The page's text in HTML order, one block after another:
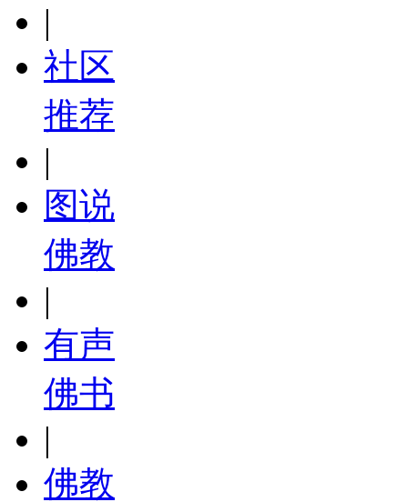
|
社区
推荐
|
图说
佛教
|
有声
佛书
|
佛教